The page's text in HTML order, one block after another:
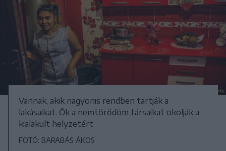
Vannak, akik nagyonis rendben tartják a
lakásaikat. Ők a nemtörődöm társaikat okolják a
kialakult helyzetért
FOTÓ: BARABÁS ÁKOS